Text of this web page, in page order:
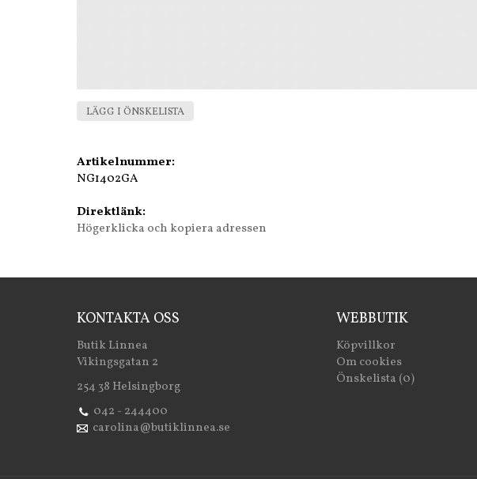
LÄGG I ÖNSKELISTA
Artikelnummer:
NG1402GA
Direktlänk:
Högerklicka och kopiera adressen
KONTAKTA OSS
Butik Linnea
Vikingsgatan 2
254 38 Helsingborg
042 - 244400
carolina@butiklinnea.se
WEBBUTIK
Köpvillkor
Om cookies
Önskelista (0)